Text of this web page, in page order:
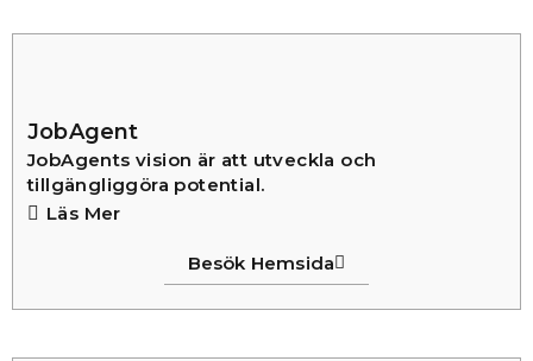
JobAgent
JobAgents vision är att utveckla och
tillgängliggöra potential.
Läs Mer
Besök Hemsida